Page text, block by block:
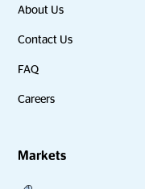
About Us
Contact Us
FAQ
Careers
Markets